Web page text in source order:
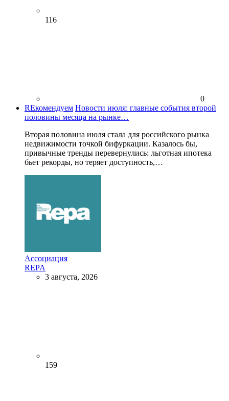
116
0
REкомендуем Новости июля: главные события второй
половины месяца на рынке…
Вторая половина июля стала для российского рынка
недвижимости точкой бифуркации. Казалось бы,
привычные тренды перевернулись: льготная ипотека
бьет рекорды, но теряет доступность,…
Ассоциация
REPA
3 августа, 2026
159